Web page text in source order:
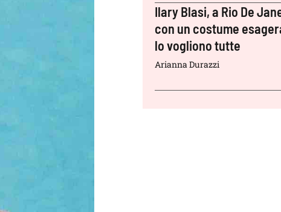
Ilary Blasi, a Rio De
con un costume
lo vogliono tutte
Arianna Durazzi